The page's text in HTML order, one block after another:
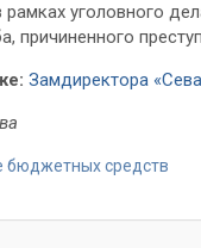
рамках уголовного
причиненного
Замдиректора
бюджетных средств